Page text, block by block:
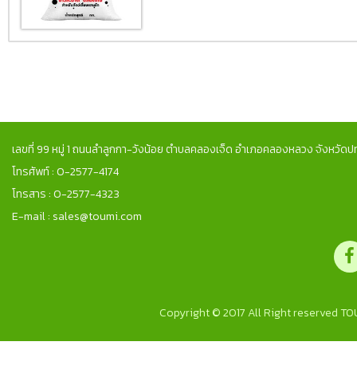
เลขที่ 99 หมู่ 1 ถนนลำลูกกา-วังน้อย ตำบลคลองเจ็ด อำเภอคลองหลวง จังหวัดป
โทรศัพท์ : 0-2577-4174
โทรสาร : 0-2577-4323
E-mail : sales@toumi.com
Copyright © 2017 All Right reserved